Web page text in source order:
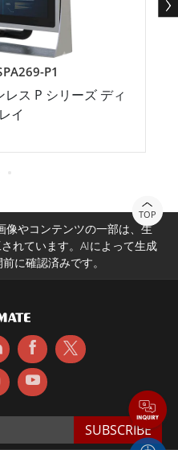
P1
ス P シリーズ ディ
イ
TOP
像やコンテンツの一部は、生
れています。AIによって生成
に確認済みです。